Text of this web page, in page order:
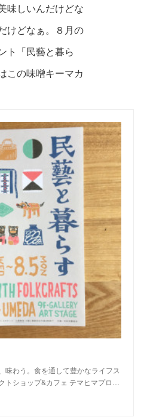
味しいんだけどな
どなぁ。
８月の
ト「民藝と暮ら
この味噌キーマカ
味わう。食を通して豊かなライフス
トショップ&カフェ テマヒマプロ…